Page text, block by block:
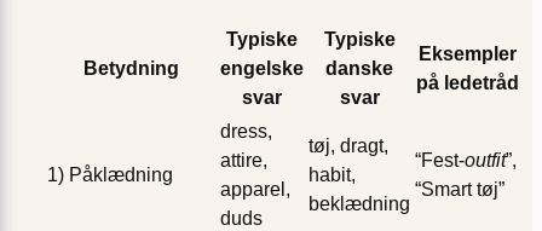
Betydning
Typiske
engelske
svar
Typiske
danske
svar
Eksempler
på ledetråd
1) Påklædning
dress,
attire,
apparel,
duds
tøj, dragt,
habit,
beklædning
“Fest-outfit”,
“Smart tøj”